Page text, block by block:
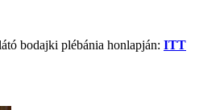
bodajki plébánia honlapján: ITT